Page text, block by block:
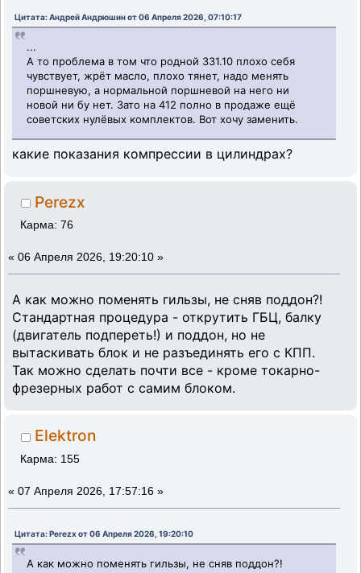
Цитата: Андрей Андрюшин от 06 Апреля 2026, 07:10:17
...
А то проблема в том что родной 331.10 плохо себя
чувствует, жрёт масло, плохо тянет, надо менять
поршневую, а нормальной поршневой на него ни
новой ни бу нет. Зато на 412 полно в продаже ещё
советских нулёвых комплектов. Вот хочу заменить.
какие показания компрессии в цилиндрах?
Perezx
Карма: 76
« 06 Апреля 2026, 19:20:10 »
А как можно поменять гильзы, не сняв поддон?!
Стандартная процедура - открутить ГБЦ, балку
(двигатель подпереть!) и поддон, но не
вытаскивать блок и не разъединять его с КПП.
Так можно сделать почти все - кроме токарно-
фрезерных работ с самим блоком.
Elektron
Карма: 155
« 07 Апреля 2026, 17:57:16 »
Цитата: Perezx от 06 Апреля 2026, 19:20:10
А как можно поменять гильзы, не сняв поддон?!